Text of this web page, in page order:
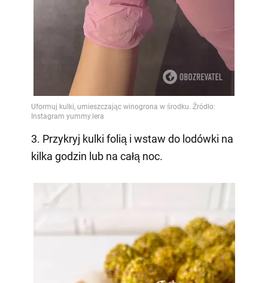
3. Przykryj kulki folią i wstaw do lodówki na
kilka godzin lub na całą noc.